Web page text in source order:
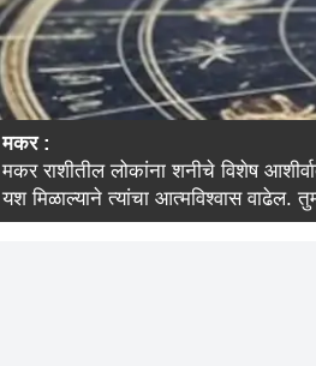
मकर :
मकर राशीतील लोकांना शनीचे विशेष
यश मिळाल्याने त्यांचा आत्मविश्वास वाढेल.